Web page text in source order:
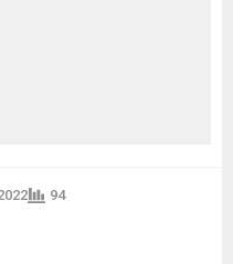
94